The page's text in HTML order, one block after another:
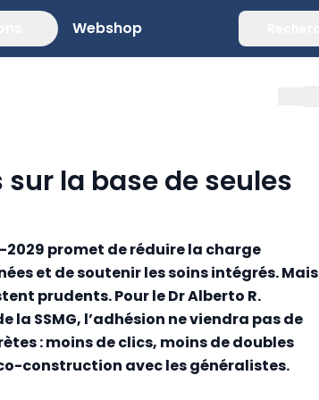
Webshop
sur la base de seules
promet de réduire la charge
et de soutenir les soins intégrés. Mais
prudents. Pour le Dr Alberto R.
SSMG, l’adhésion ne viendra pas de
: moins de clics, moins de doubles
construction avec les généralistes.